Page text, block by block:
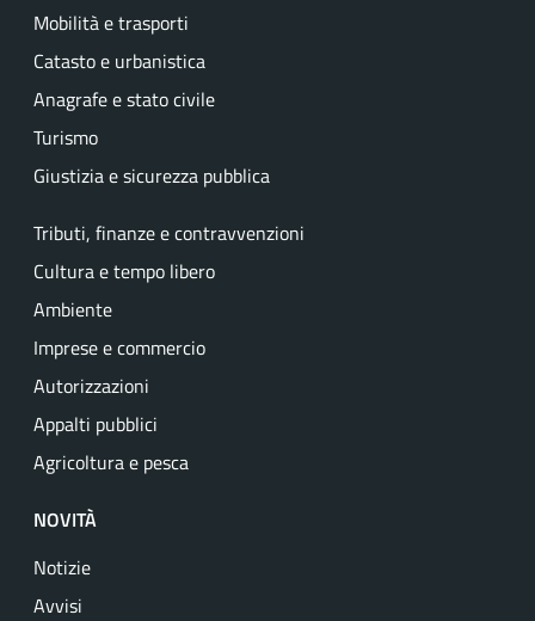
Mobilità e trasporti
Catasto e urbanistica
Anagrafe e stato civile
Turismo
Giustizia e sicurezza pubblica
Tributi, finanze e contravvenzioni
Cultura e tempo libero
Ambiente
Imprese e commercio
Autorizzazioni
Appalti pubblici
Agricoltura e pesca
NOVITÀ
Notizie
Avvisi